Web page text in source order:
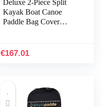
Deluxe 2-Piece Split
Kayak Boat Canoe
Paddle Bag Cover
Bag
€167.01